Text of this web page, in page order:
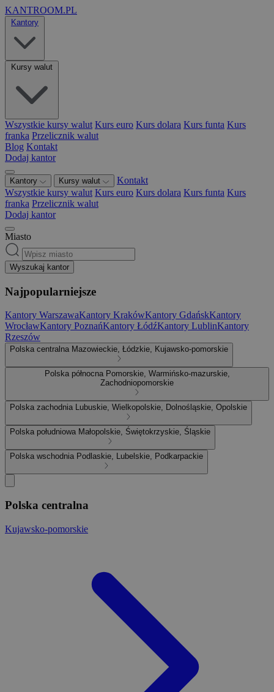
KANTROOM.PL
Kantory
Kursy walut
Wszystkie kursy walut Kurs euro Kurs dolara Kurs funta Kurs
franka Przelicznik walut
Blog Kontakt
Dodaj kantor
Kantory Kursy walut
Kontakt
Wszystkie kursy walut Kurs euro Kurs dolara Kurs funta Kurs
franka Przelicznik walut
Dodaj kantor
Miasto
Wyszukaj kantor
Najpopularniejsze
Kantory WarszawaKantory KrakówKantory GdańskKantory
WrocławKantory PoznańKantory ŁódźKantory LublinKantory
Rzeszów
Polska centralna Mazowieckie, Łódzkie, Kujawsko-pomorskie
Polska północna Pomorskie, Warmińsko-mazurskie,
Zachodniopomorskie
Polska zachodnia Lubuskie, Wielkopolskie, Dolnośląskie, Opolskie
Polska południowa Małopolskie, Świętokrzyskie, Śląskie
Polska wschodnia Podlaskie, Lubelskie, Podkarpackie
Polska centralna
Kujawsko-pomorskie